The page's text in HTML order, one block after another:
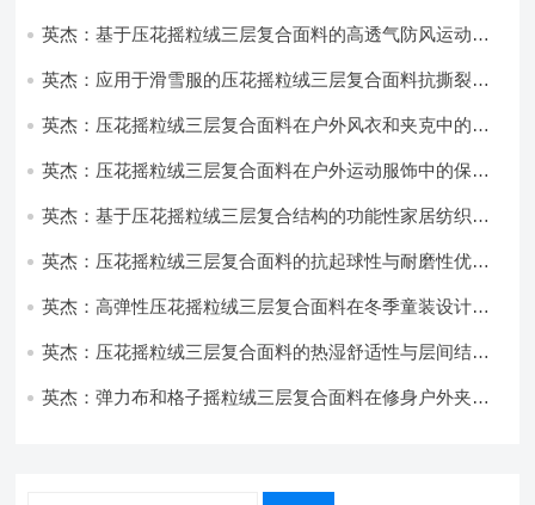
英杰：基于压花摇粒绒三层复合面料的高透气防风运动服
英杰：应用于滑雪服的压花摇粒绒三层复合面料抗撕裂与
英杰：压花摇粒绒三层复合面料在户外风衣和夹克中的应
英杰：压花摇粒绒三层复合面料在户外运动服饰中的保暖
英杰：基于压花摇粒绒三层复合结构的功能性家居纺织品
英杰：压花摇粒绒三层复合面料的抗起球性与耐磨性优化
英杰：高弹性压花摇粒绒三层复合面料在冬季童装设计中
英杰：压花摇粒绒三层复合面料的热湿舒适性与层间结合
英杰：弹力布和格子摇粒绒三层复合面料在修身户外夹克